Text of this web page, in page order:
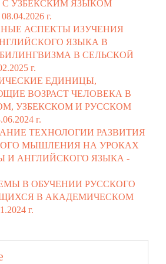
С УЗБЕКСКИМ ЯЗЫКОМ
08.04.2026 г.
АСПЕКТЫ ИЗУЧЕНИЯ
ЯЗЫКА В
В СЕЛЬСКОЙ
г.
ЕДИНИЦЫ,
ВОЗРАСТ ЧЕЛОВЕКА В
УЗБЕКСКОМ И РУССКОМ
г.
ТЕХНОЛОГИИ РАЗВИТИЯ
МЫШЛЕНИЯ НА УРОКАХ
И АНГЛИЙСКОГО ЯЗЫКА -
В ОБУЧЕНИИ РУССКОГО
В АКАДЕМИЧЕСКОМ
г.